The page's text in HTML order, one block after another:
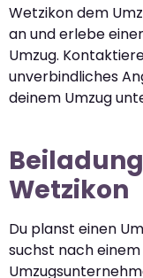
Wetzikon dem
an und erlebe
Umzug.
unverbindliches
deinem Umzug
Wetzikon
Du planst einen
suchst nach